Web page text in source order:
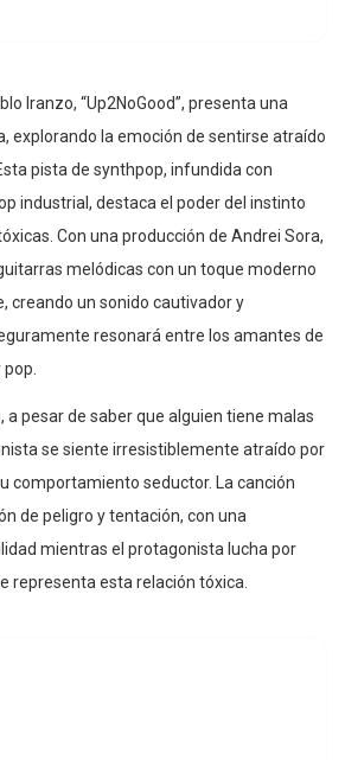
Iranzo, “Up2NoGood”, presenta una
explorando la emoción de sentirse atraído
pista de synthpop, infundida con
industrial, destaca el poder del instinto
Con una producción de Andrei Sora,
melódicas con un toque moderno
creando un sonido cautivador y
resonará entre los amantes de
a pesar de saber que alguien tiene malas
se siente irresistiblemente atraído por
comportamiento seductor. La canción
de peligro y tentación, con una
mientras el protagonista lucha por
representa esta relación tóxica.